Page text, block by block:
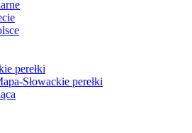
perełki
Słowackie perełki